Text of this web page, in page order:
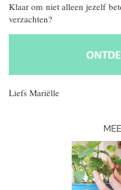
Klaar om niet alleen jezelf
verzachten?
Liefs Mariëlle